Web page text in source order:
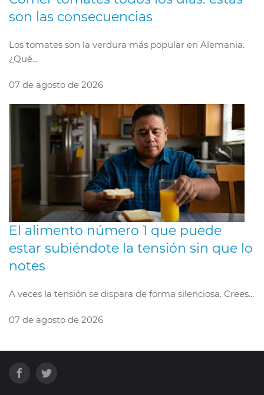
son las consecuencias
Los tomates son la verdura más popular en Alemania.
¿Qué...
07 de agosto de 2026
El alimento número 1 que puede
estar subiéndote la tensión sin que lo
notes
A veces la tensión se dispara de forma silenciosa. Crees...
07 de agosto de 2026